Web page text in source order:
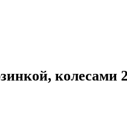
колесами